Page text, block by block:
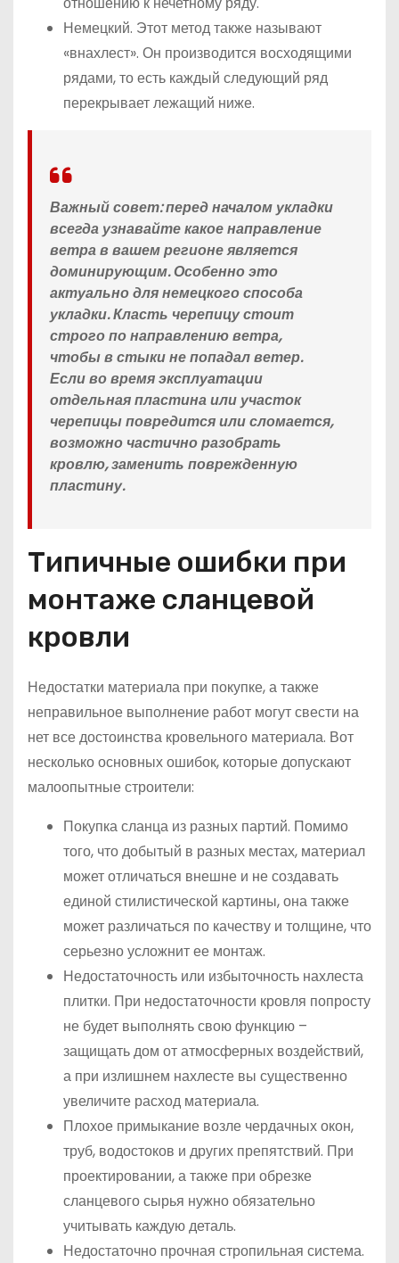
Немецкий. Этот метод также называют
«внахлест». Он производится восходящими
рядами, то есть каждый следующий ряд
перекрывает лежащий ниже.
Важный совет: перед началом укладки
всегда узнавайте какое направление
ветра в вашем регионе является
доминирующим. Особенно это
актуально для немецкого способа
укладки. Класть черепицу стоит
строго по направлению ветра,
чтобы в стыки не попадал ветер.
Если во время эксплуатации
отдельная пластина или участок
черепицы повредится или сломается,
возможно частично разобрать
кровлю, заменить поврежденную
пластину.
Типичные ошибки при
монтаже сланцевой
кровли
Недостатки материала при покупке, а также
неправильное выполнение работ могут свести на
нет все достоинства кровельного материала. Вот
несколько основных ошибок, которые допускают
малоопытные строители:
Покупка сланца из разных партий. Помимо
того, что добытый в разных местах, материал
может отличаться внешне и не создавать
единой стилистической картины, она также
может различаться по качеству и толщине, что
серьезно усложнит ее монтаж.
Недостаточность или избыточность нахлеста
плитки. При недостаточности кровля попросту
не будет выполнять свою функцию –
защищать дом от атмосферных воздействий,
а при излишнем нахлесте вы существенно
увеличите расход материала.
Плохое примыкание возле чердачных окон,
труб, водостоков и других препятствий. При
проектировании, а также при обрезке
сланцевого сырья нужно обязательно
учитывать каждую деталь.
Недостаточно прочная стропильная система.